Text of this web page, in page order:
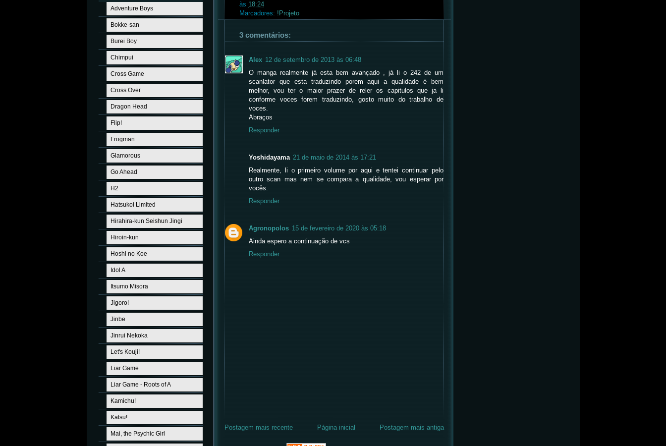
Adventure Boys
Bokke-san
Burei Boy
Chimpui
Cross Game
Cross Over
Dragon Head
Flip!
Frogman
Glamorous
Go Ahead
H2
Hatsukoi Limited
Hirahira-kun Seishun Jingi
Hiroin-kun
Hoshi no Koe
Idol A
Itsumo Misora
Jigoro!
Jinbe
Jinrui Nekoka
Let's Kouji!
Liar Game
Liar Game - Roots of A
Kamichu!
Katsu!
Mai, the Psychic Girl
às 18:24
Marcadores: !Projeto
3 comentários:
Alex 12 de setembro de 2013 às 06:48
O manga realmente já esta bem avançado , já li o 242 de um
scanlator que esta traduzindo porem aqui a qualidade é bem
melhor, vou ter o maior prazer de reler os capitulos que ja li
conforme voces forem traduzindo, gosto muito do trabalho de
voces.
Abraços
Responder
Yoshidayama 21 de maio de 2014 às 17:21
Realmente, li o primeiro volume por aqui e tentei continuar pelo
outro scan mas nem se compara a qualidade, vou esperar por
vocês.
Responder
Agronopolos 15 de fevereiro de 2020 às 05:18
Ainda espero a continuação de vcs
Responder
Postagem mais recente Postagem mais antiga
Página inicial